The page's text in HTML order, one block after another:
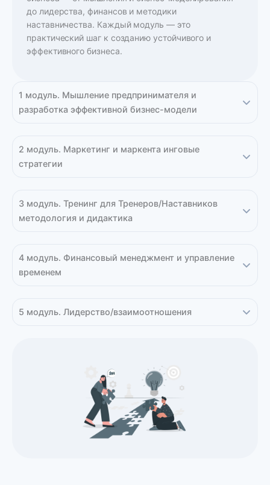
до лидерства, финансов и методики
наставничества. Каждый модуль — это
практический шаг к созданию устойчивого и
эффективного бизнеса.
1 модуль. Мышление предпринимателя и
разработка эффективной бизнес-модели
2 модуль. Маркетинг и маркента инговые
стратегии
3 модуль. Тренинг для Тренеров/Наставников
методология и дидактика
4 модуль. Финансовый менеджмент и управление
временем
5 модуль. Лидерство/взаимоотношения